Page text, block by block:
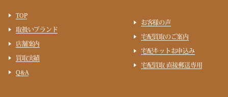
TOP
取扱いブランド
店舗案内
買取実績
Q&A
お客様の声
宅配買取のご案内
宅配キットお申込み
宅配買取 直接郵送専用